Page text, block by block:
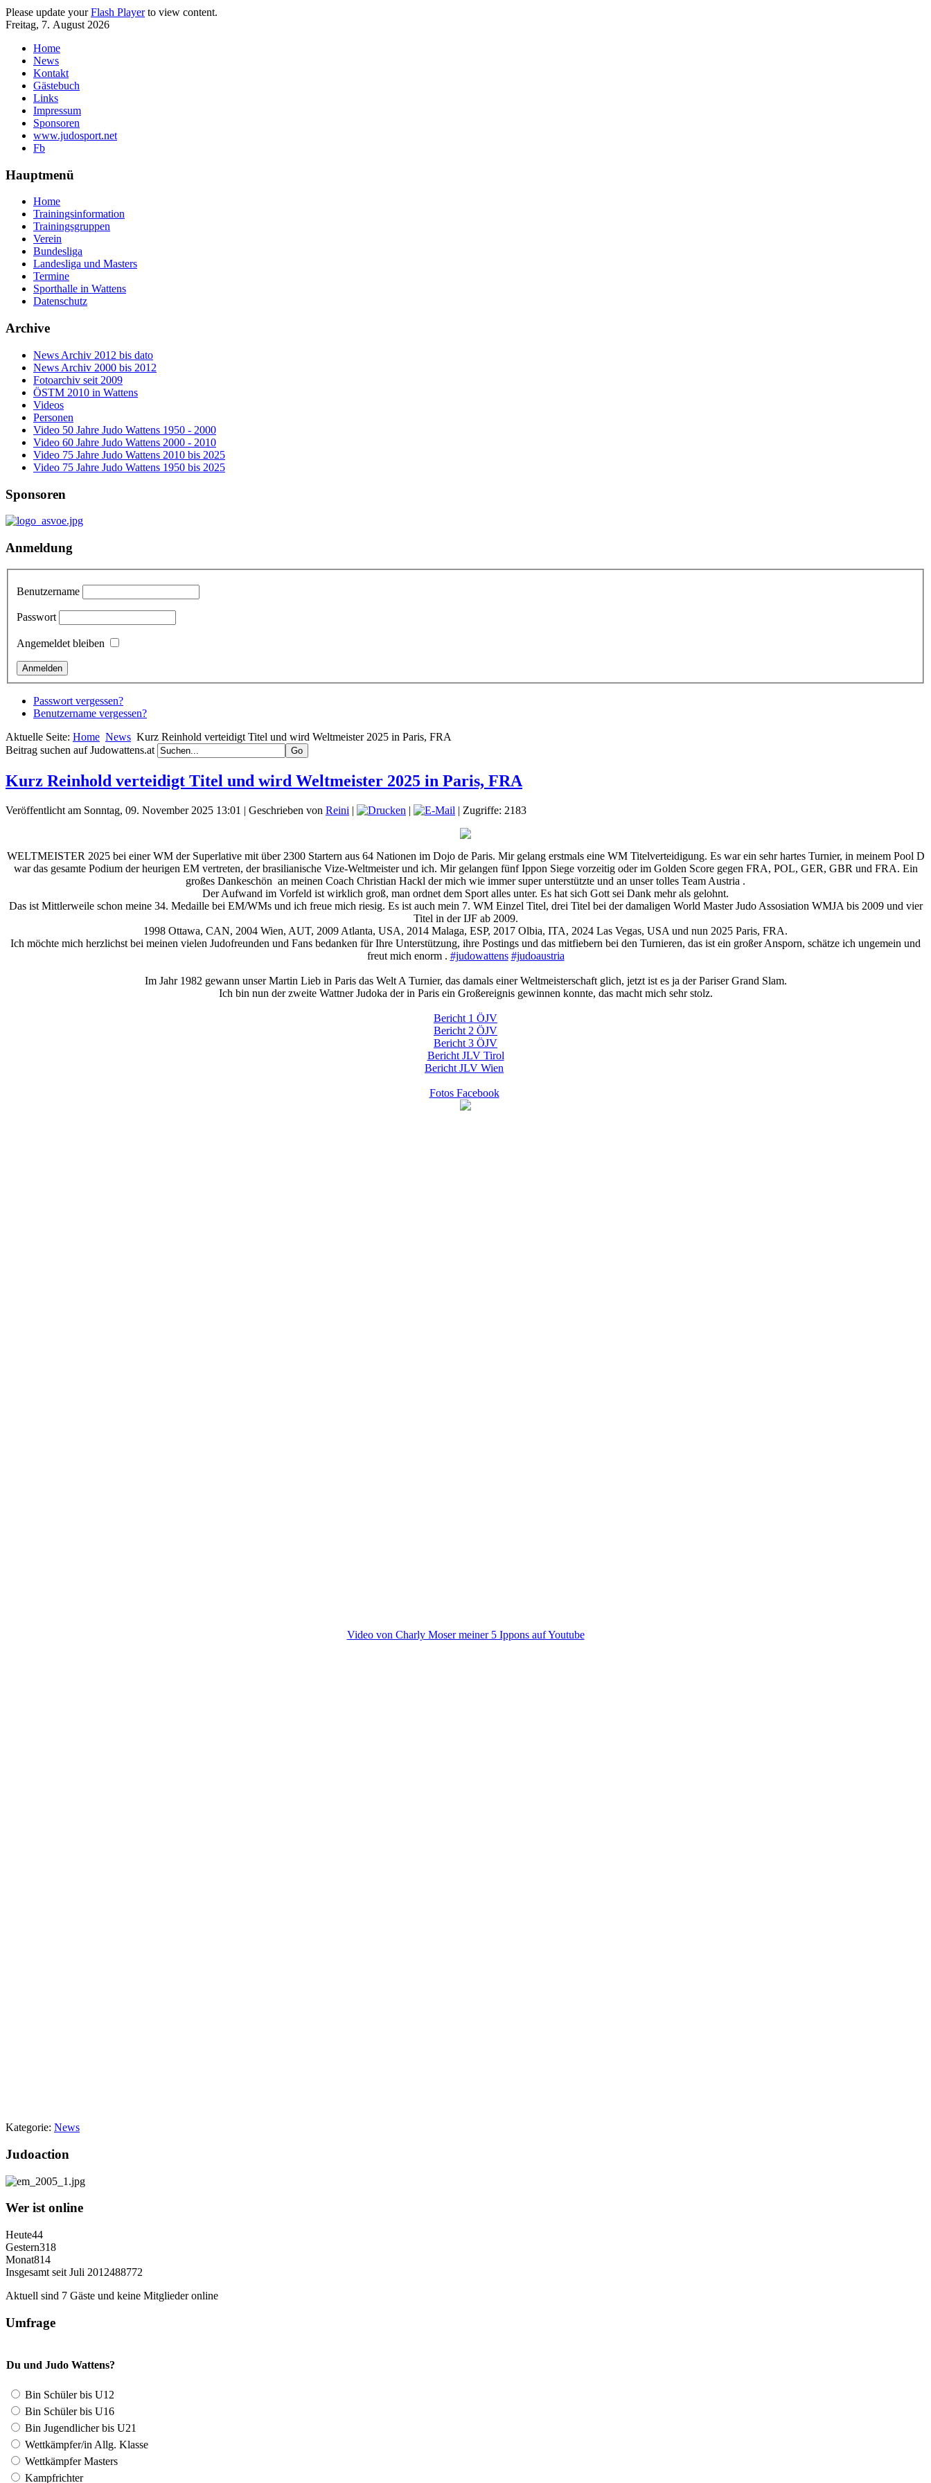
Please update yourFlash Playerto view content.
Freitag, 7. August 2026
Home
News
Kontakt
Gästebuch
Links
Impressum
Sponsoren
www.judosport.net
Fb
Hauptmenü
Home
Trainingsinformation
Trainingsgruppen
Verein
Bundesliga
Landesliga und Masters
Termine
Sporthalle in Wattens
Datenschutz
Archive
News Archiv 2012 bis dato
News Archiv 2000 bis 2012
Fotoarchiv seit 2009
ÖSTM 2010 in Wattens
Videos
Personen
Video 50 Jahre Judo Wattens 1950 - 2000
Video 60 Jahre Judo Wattens 2000 - 2010
Video 75 Jahre Judo Wattens 2010 bis 2025
Video 75 Jahre Judo Wattens 1950 bis 2025
Sponsoren
Anmeldung
Benutzername
Passwort
Angemeldet bleiben
Passwort vergessen?
Benutzername vergessen?
Aktuelle Seite: Home News Kurz Reinhold verteidigt Titel und wird Weltmeister 2025 in Paris, FRA
Beitrag suchen auf Judowattens.at
Kurz Reinhold verteidigt Titel und wird Weltmeister 2025 in Paris, FRA
Veröffentlicht am Sonntag, 09. November 2025 13:01 | Geschrieben von Reini | | | Zugriffe: 2183
WELTMEISTER 2025 bei einer WM der Superlative mit über 2300 Startern aus 64 Nationen im Dojo de Paris. Mir gelang erstmals eine WM Titelverteidigung. Es war ein sehr hartes Turnier, in meinem Pool D
war das gesamte Podium der heurigen EM vertreten, der brasilianische Vize-Weltmeister und ich. Mir gelangen fünf Ippon Siege vorzeitig oder im Golden Score gegen FRA, POL, GER, GBR und FRA. Ein
großes Dankeschön an meinen Coach Christian Hackl der mich wie immer super unterstützte und an unser tolles Team Austria .
Der Aufwand im Vorfeld ist wirklich groß, man ordnet dem Sport alles unter. Es hat sich Gott sei Dank mehr als gelohnt.
Das ist Mittlerweile schon meine 34. Medaille bei EM/WMs und ich freue mich riesig. Es ist auch mein 7. WM Einzel Titel, drei Titel bei der damaligen World Master Judo Assosiation WMJA bis 2009 und vier
Titel in der IJF ab 2009.
1998 Ottawa, CAN, 2004 Wien, AUT, 2009 Atlanta, USA, 2014 Malaga, ESP, 2017 Olbia, ITA, 2024 Las Vegas, USA und nun 2025 Paris, FRA.
Ich möchte mich herzlichst bei meinen vielen Judofreunden und Fans bedanken für Ihre Unterstützung, ihre Postings und das mitfiebern bei den Turnieren, das ist ein großer Ansporn, schätze ich ungemein und
freut mich enorm . #judowattens #judoaustria
Im Jahr 1982 gewann unser Martin Lieb in Paris das Welt A Turnier, das damals einer Weltmeisterschaft glich, jetzt ist es ja der Pariser Grand Slam.
Ich bin nun der zweite Wattner Judoka der in Paris ein Großereignis gewinnen konnte, das macht mich sehr stolz.
Bericht 1 ÖJV
Bericht 2 ÖJV
Bericht 3 ÖJV
Bericht JLV Tirol
Bericht JLV Wien
Fotos Facebook
Video von Charly Moser meiner 5 Ippons auf Youtube
Kategorie: News
Judoaction
Wer ist online
Heute44
Gestern318
Monat814
Insgesamt seit Juli 2012488772
Aktuell sind 7 Gäste und keine Mitglieder online
Umfrage
Du und Judo Wattens?
Bin Schüler bis U12
Bin Schüler bis U16
Bin Jugendlicher bis U21
Wettkämpfer/in Allg. Klasse
Wettkämpfer Masters
Kampfrichter